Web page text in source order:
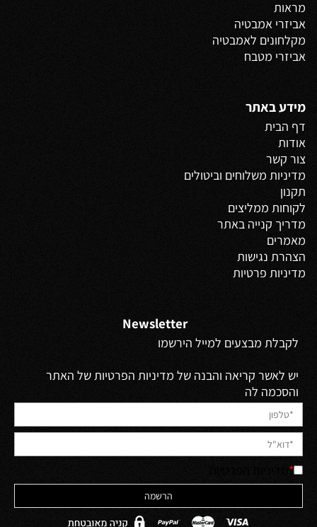
מראות
אביזרי אמבטיה
מקלחונים לאמבטיה
אביזרי מטבח
מידע באתר
דף הבית
אודות
צור קשר
מדיניות משלוחים וביטולים
תקנון
לקוחות ממליצים
מדריך קנייה באתר
מאמרים
הצהרת נגישות
מדיניות פרטיות
Newsletter
לקבלת מבצעים למייל הירשמו
יש לאשר קריאה והבנה של מדיניות הפרטיות של האתר
והסכמה לה
*